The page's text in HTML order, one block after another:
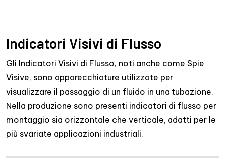
Indicatori Visivi di Flusso
Gli Indicatori Visivi di Flusso, noti anche come Spie
Visive, sono apparecchiature utilizzate per
visualizzare il passaggio di un fluido in una tubazione.
Nella produzione sono presenti indicatori di flusso per
montaggio sia orizzontale che verticale, adatti per le
più svariate applicazioni industriali.